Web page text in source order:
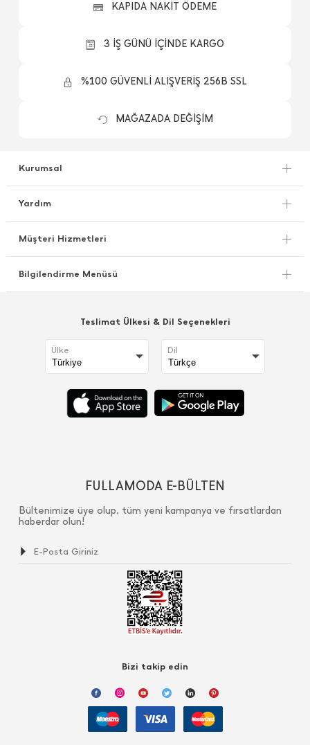
KAPIDA NAKİT ÖDEME
3 İŞ GÜNÜ İÇİNDE KARGO
%100 GÜVENLİ ALIŞVERİŞ 256B SSL
MAĞAZADA DEĞİŞİM
Kurumsal
Yardım
Müşteri Hizmetleri
Bilgilendirme Menüsü
Teslimat Ülkesi & Dil Seçenekleri
Ülke Dil
FULLAMODA E-BÜLTEN
Bültenimize üye olup, tüm yeni kampanya ve fırsatlardan
haberdar olun!
Bizi takip edin